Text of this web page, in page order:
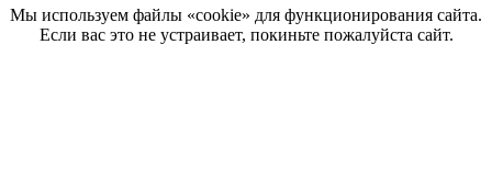
Мы используем файлы «cookie» для функционирования сайта.
Если вас это не устраивает, покиньте пожалуйста сайт.